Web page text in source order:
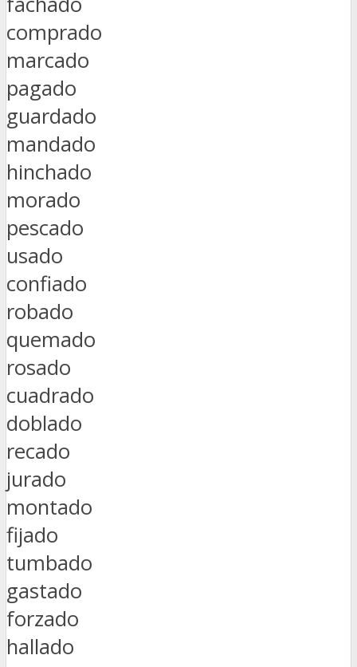
comprado
marcado
pagado
guardado
mandado
hinchado
morado
pescado
usado
confiado
robado
quemado
rosado
cuadrado
doblado
recado
jurado
montado
fijado
tumbado
gastado
forzado
hallado